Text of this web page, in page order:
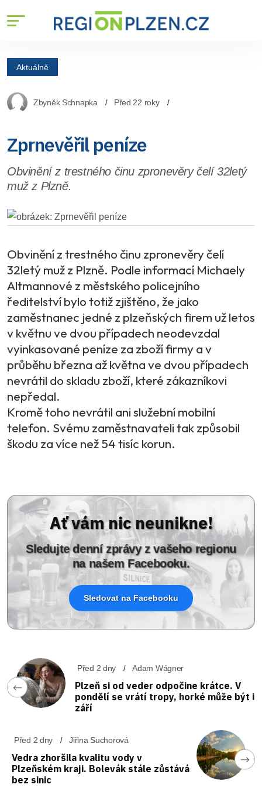
Aktuálně
Zbyněk Schnapka Před 22 roky
Zprnevěřil peníze
Obvinění z trestného činu zpronevěry čelí 32letý
muž z Plzně.
Obvinění z trestného činu zpronevěry čelí
32letý muž z Plzně. Podle informací Michaely
Altmannové z městského policejního
ředitelství bylo totiž zjištěno, že jako
zaměstnanec jedné z plzeňských firem už letos
v květnu ve dvou případech neodevzdal
vyinkasované peníze za zboží firmy a v
průběhu března až května ve dvou případech
nevrátil do skladu zboží, které zákazníkovi
nepředal.
Kromě toho nevrátil ani služební mobilní
telefon. Svému zaměstnavateli tak způsobil
škodu za více než 54 tisíc korun.
Ať vám nic neunikne!
Sledujte denní zprávy z vašeho regionu
na našem Facebooku.
Sledovat na Facebooku
Před 2 dny Adam Wágner
Plzeň si od veder odpočine krátce. V
pondělí se vrátí tropy, horké může být i
září
Před 2 dny Jiřina Suchorová
Vedra zhoršila kvalitu vody v
Plzeňském kraji. Bolevák stále zůstává
bez sinic